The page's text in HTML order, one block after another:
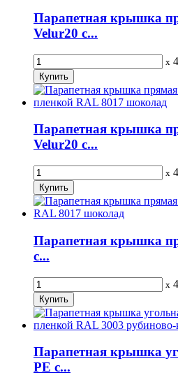
Парапетная крышка
Velur20 с...
x
Парапетная крышка
Velur20 с...
x
Парапетная крышка
с...
x
Парапетная крышка
PE с...